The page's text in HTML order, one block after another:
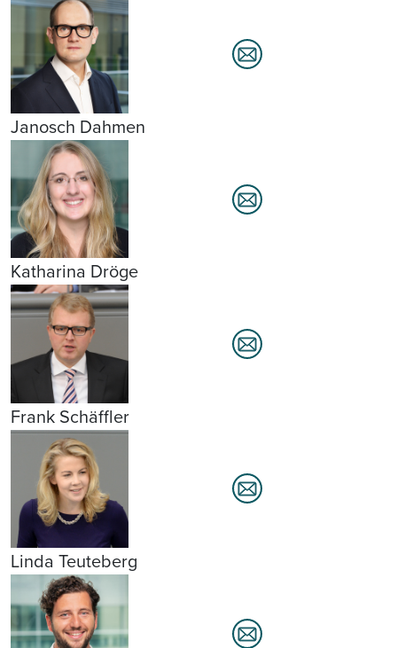
Janosch Dahmen
Katharina Dröge
Frank Schäffler
Linda Teuteberg